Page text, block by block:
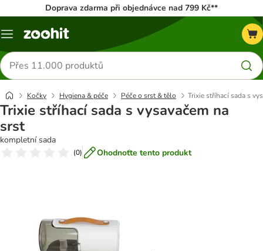
Doprava zdarma při objednávce nad 799 Kč**
Menu
Hledat
produkty
Kočky Hygiena & péče Péče o srst & tělo Trixie stříhací sada s
Trixie stříhací sada s vysavačem na
srst
kompletní sada
(0) Ohodnoťte tento produkt